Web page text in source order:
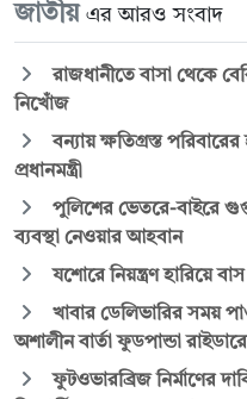
জাতীয় এর আরও সংবাদ
রাজধানীতে বাসা থেকে
নিখোঁজ
বন্যায় ক্ষতিগ্রস্ত
প্রধানমন্ত্রী
পুলিশের ভেতরে-বাইরে
ব্যবস্থা নেওয়ার আহবান
যশোরে নিয়ন্ত্রণ হারিয়ে
খাবার ডেলিভারির সময়
অশালীন বার্তা ফুডপান্ডা
ফুটওভারব্রিজ নির্মাণের